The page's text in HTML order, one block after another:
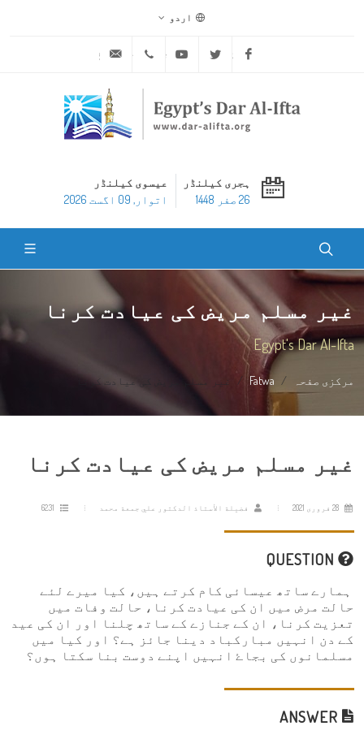
اردو
Facebook
Twitter
Youtube
ہجری کیلنڈر
26 صفر 1448
عیسوی کیلنڈر
اتوار, 09 اگست 2026
غیر مسلم مریض کی عیادت کرنا
Egypt's Dar Al-Ifta
مرکزی صفحہ Fatwa غیر مسلم مریض کی عیادت کرنا
غیر مسلم مریض کی عیادت کرنا
فضيلة الأستاذ الدكتور علي جمعة محمد
ہمارے ساتھ عیسائی کام کرتے ہیں، کیا میرے لئے
حالت مرض میں ان کی عیادت کرنا، حالت وفات میں
تعزیت کرنا، ان کے جنازے کے ساتھ چلنا اور ان کی عید
کے دن انہیں مبارکباد دینا جائز ہے؟ اور کیا میں
مسلمانوں کی بجاۓ انہیں اپنے دوست بنا سکتا ہوں؟